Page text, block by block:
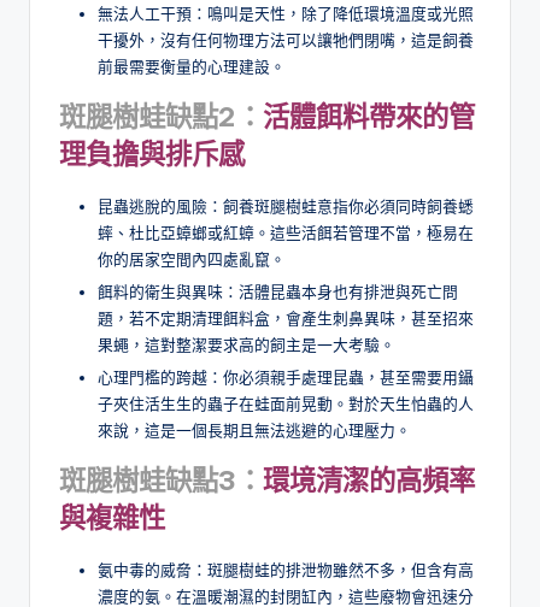
無法人工干預：鳴叫是天性，除了降低環境溫度或光照
干擾外，沒有任何物理方法可以讓牠們閉嘴，這是飼養
前最需要衡量的心理建設。
斑腿樹蛙缺點2： 活體餌料帶來的管
理負擔與排斥感
昆蟲逃脫的風險：飼養斑腿樹蛙意指你必須同時飼養蟋
蟀、杜比亞蟑螂或紅蟑。這些活餌若管理不當，極易在
你的居家空間內四處亂竄。
餌料的衛生與異味：活體昆蟲本身也有排泄與死亡問
題，若不定期清理餌料盒，會產生刺鼻異味，甚至招來
果蠅，這對整潔要求高的飼主是一大考驗。
心理門檻的跨越：你必須親手處理昆蟲，甚至需要用鑷
子夾住活生生的蟲子在蛙面前晃動。對於天生怕蟲的人
來說，這是一個長期且無法逃避的心理壓力。
斑腿樹蛙缺點3： 環境清潔的高頻率
與複雜性
氨中毒的威脅：斑腿樹蛙的排泄物雖然不多，但含有高
濃度的氨。在溫暖潮濕的封閉缸內，這些廢物會迅速分